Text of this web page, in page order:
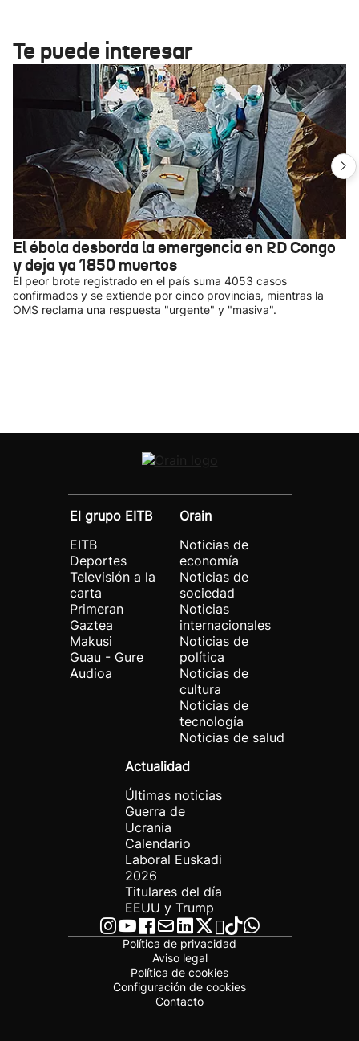
Te puede interesar
El ébola desborda la emergencia en RD Congo
y deja ya 1850 muertos
El peor brote registrado en el país suma 4053 casos
confirmados y se extiende por cinco provincias, mientras la
OMS reclama una respuesta "urgente" y "masiva".
El grupo EITB
EITB
Deportes
Televisión a la
carta
Primeran
Gaztea
Makusi
Guau - Gure
Audioa
Orain
Noticias de
economía
Noticias de
sociedad
Noticias
internacionales
Noticias de
política
Noticias de
cultura
Noticias de
tecnología
Noticias de salud
Actualidad
Últimas noticias
Guerra de
Ucrania
Calendario
Laboral Euskadi
2026
Titulares del día
EEUU y Trump
Política de privacidad
Aviso legal
Política de cookies
Configuración de cookies
Contacto